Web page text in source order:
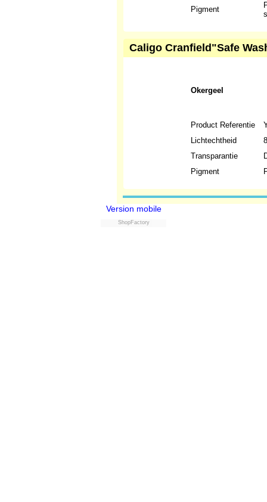
Pigment
Caligo Cranfield"Safe
Okergeel
Product Referentie
Lichtechtheid
8
Transparantie
Pigment
Version mobile
Powered by
ShopFactory